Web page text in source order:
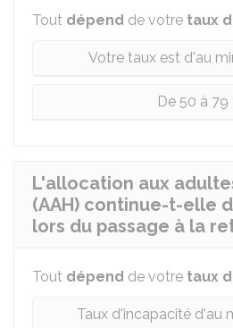
Tout dépend de votre taux
Votre taux est d'au
De 50 à 79
L'allocation aux
(AAH) continue-t-elle
lors du passage à la
Tout dépend de votre taux
Taux d'incapacité d'au